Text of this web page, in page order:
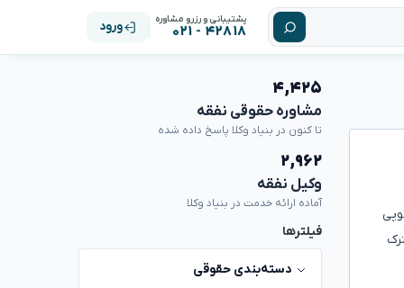
پشتیبانی و رزرو مشاوره
۴۲۸۱۸ - ۰۲۱ ورود
۴,۴۲۵
مشاوره حقوقی نفقه
تا کنون در بنیاد وکلا پاسخ داده شده
۲,۹۶۲
وکیل نفقه
آماده ارائه خدمت در بنیاد وکلا
فیلترها
دسته‌بندی حقوقی